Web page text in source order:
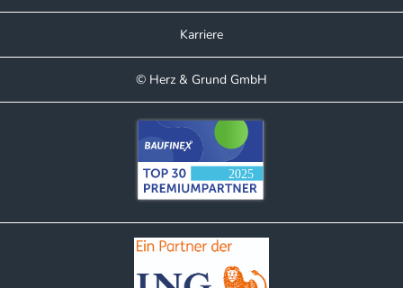
Karriere
© Herz & Grund GmbH
Kundenbewertungen und Erfahrungen zu
Herz & Grund GmbH
SEHR GUT